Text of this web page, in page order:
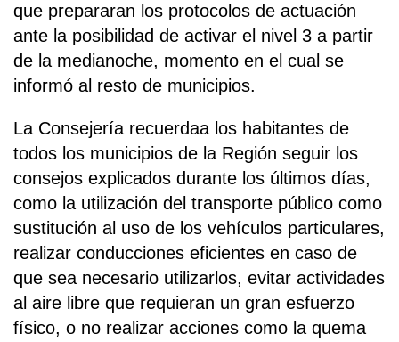
que prepararan los protocolos de actuación
ante la posibilidad de activar el nivel 3 a partir
de la medianoche, momento en el cual se
informó al resto de municipios.
La Consejería recuerdaa los habitantes de
todos los municipios de la Región seguir los
consejos explicados durante los últimos días,
como la utilización del transporte público como
sustitución al uso de los vehículos particulares,
realizar conducciones eficientes en caso de
que sea necesario utilizarlos, evitar actividades
al aire libre que requieran un gran esfuerzo
físico, o no realizar acciones como la quema